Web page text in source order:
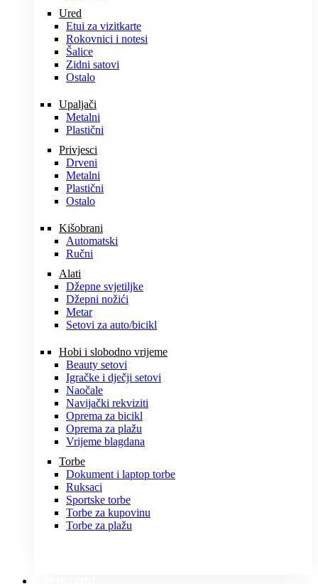
Ured
Etui za vizitkarte
Rokovnici i notesi
Šalice
Zidni satovi
Ostalo
Upaljači
Metalni
Plastični
Privjesci
Drveni
Metalni
Plastični
Ostalo
Kišobrani
Automatski
Ručni
Alati
Džepne svjetiljke
Džepni nožići
Metar
Setovi za auto/bicikl
Hobi i slobodno vrijeme
Beauty setovi
Igračke i dječji setovi
Naočale
Navijački rekviziti
Oprema za bicikl
Oprema za plažu
Vrijeme blagdana
Torbe
Dokument i laptop torbe
Ruksaci
Sportske torbe
Torbe za kupovinu
Torbe za plažu